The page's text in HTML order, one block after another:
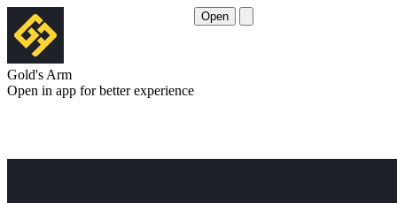
Gold's Arm
Open in app for better experience
Open